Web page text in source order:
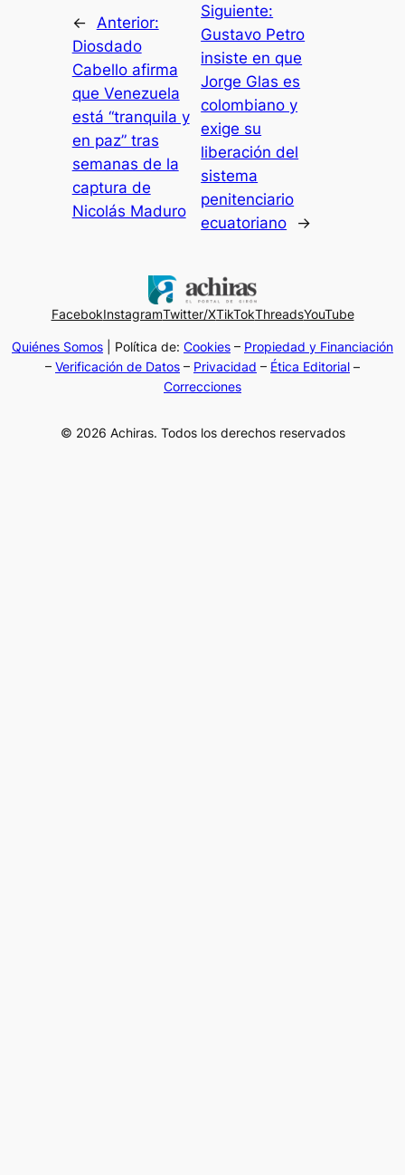
←
Anterior:
Diosdado
Cabello afirma
que Venezuela
está “tranquila y
en paz” tras
semanas de la
captura de
Nicolás Maduro
Siguiente:
Gustavo Petro
insiste en que
Jorge Glas es
colombiano y
exige su
liberación del
sistema
penitenciario
ecuatoriano
→
FacebokInstagramTwitter/XTikTokThreadsYouTube
Quiénes Somos | Política de: Cookies – Propiedad y Financiación
– Verificación de Datos – Privacidad – Ética Editorial –
Correcciones
© 2026 Achiras. Todos los derechos reservados